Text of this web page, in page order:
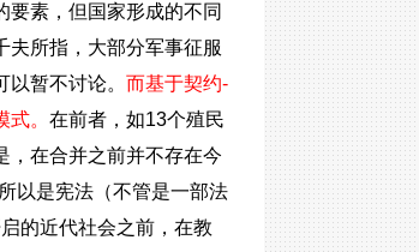
素，但国家形成的不同
夫所指，大部分军事征服
暂不讨论。 而基于契约-
。 在前者，如13个殖民
，在合并之前并不存在今
以是宪法（不管是一部法
的近代社会之前，在教